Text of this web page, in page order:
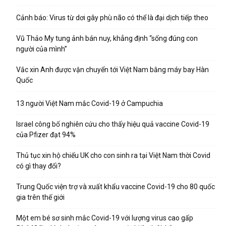
Cảnh báo: Virus từ dơi gây phù não có thể là đại dịch tiếp theo
Vũ Thảo My tung ảnh bán nuy, khẳng định “sống đúng con
người của mình”
Vắc xin Anh được vận chuyển tới Việt Nam bằng máy bay Hàn
Quốc
13 người Việt Nam mắc Covid-19 ở Campuchia
Israel công bố nghiên cứu cho thấy hiệu quả vaccine Covid-19
của Pfizer đạt 94%
Thủ tục xin hộ chiếu UK cho con sinh ra tại Việt Nam thời Covid
có gì thay đổi?
Trung Quốc viện trợ và xuất khẩu vaccine Covid-19 cho 80 quốc
gia trên thế giới
Một em bé sơ sinh mắc Covid-19 với lượng virus cao gấp